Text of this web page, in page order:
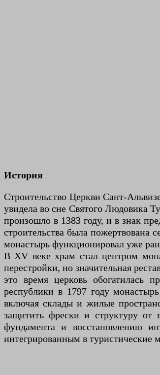
История
Строительство Церкви Сант-
увидела во сне Святого Людовика
произошло в 1383 году, и в знак
строительства была пожертвована
монастырь функционировал уже
В XV веке храм стал центром
перестройки, но значительная
это время церковь обогатилась
республики в 1797 году
включая склады и жилые
защитить фрески и структуру
фундамента и восстановлению
интегрированным в